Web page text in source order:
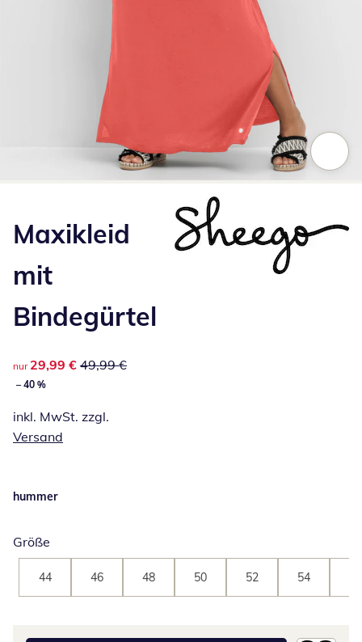
Maxikleid
mit
Bindegürtel
reduzierter Preis 29,99 €, vorheriger Preis: 49,99 €
nur 29,99 € 49,99 €
– 40 %
inkl. MwSt. zzgl.
Versand
hummer
Größe
44 46 48 50 52 54